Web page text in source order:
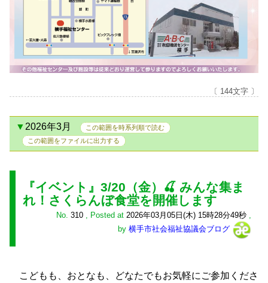
〔 144文字 〕
2026年3月
この範囲を時系列順で読む
この範囲をファイルに出力する
『イベント』3/20（金）🍒 みんな集ま
れ！さくらんぼ食堂を開催します
No. 310 , Posted at 2026年03月05日(木) 15時28分49秒 ,
by 横手市社会福祉協議会ブログ
こどもも、おとなも、どなたでもお気軽にご参加くださ